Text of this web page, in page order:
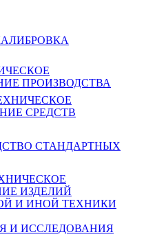
ПРОИЗВОДСТВА
СРЕДСТВ
СТАНДАРТНЫХ
ИЗДЕЛИЙ
И ИНОЙ ТЕХНИКИ
И ИССЛЕДОВАНИЯ